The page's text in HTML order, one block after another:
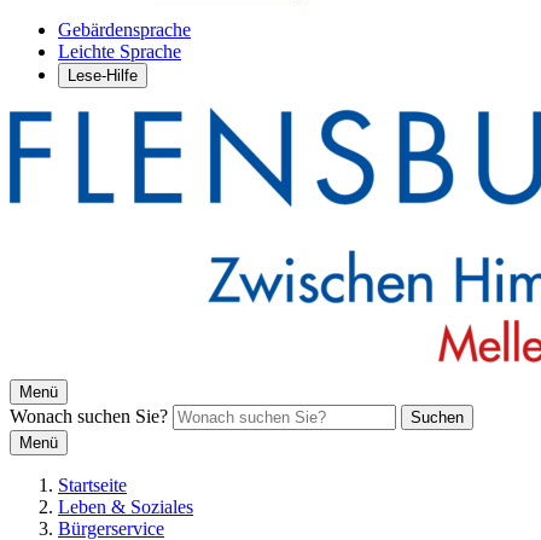
Gebärdensprache
Leichte Sprache
Lese-Hilfe
Menü
Wonach suchen Sie?
Suchen
Menü
Startseite
Leben & Soziales
Bürgerservice